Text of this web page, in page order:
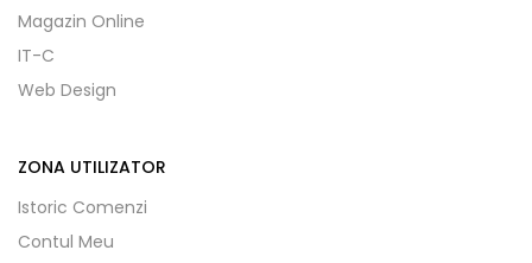
Magazin Online
IT-C
Web Design
ZONA UTILIZATOR
Istoric Comenzi
Contul Meu